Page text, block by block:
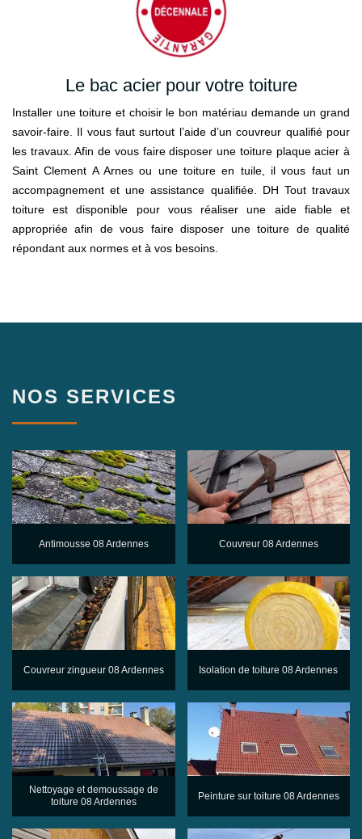
Le bac acier pour votre toiture
Installer une toiture et choisir le bon matériau demande un grand
savoir-faire. Il vous faut surtout l’aide d’un couvreur qualifié pour
les travaux. Afin de vous faire disposer une toiture plaque acier à
Saint Clement A Arnes ou une toiture en tuile, il vous faut un
accompagnement et une assistance qualifiée. DH Tout travaux
toiture est disponible pour vous réaliser une aide fiable et
appropriée afin de vous faire disposer une toiture de qualité
répondant aux normes et à vos besoins.
NOS SERVICES
Antimousse 08 Ardennes Couvreur 08 Ardennes
Couvreur zingueur 08 Ardennes Isolation de toiture 08 Ardennes
Nettoyage et demoussage de
toiture 08 Ardennes
Peinture sur toiture 08 Ardennes